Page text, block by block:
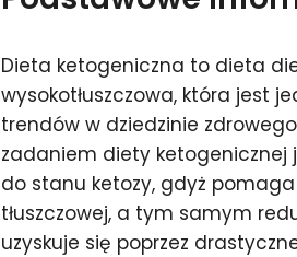
Dieta ketogeniczna to dieta
wysokotłuszczowa, która jest
trendów w dziedzinie
zadaniem diety ketogenicznej
do stanu ketozy, gdyż
tłuszczowej, a tym samym
uzyskuje się poprzez